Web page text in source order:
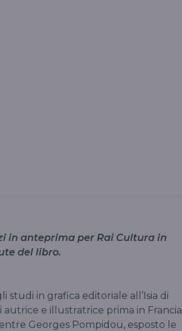
in anteprima per Rai Cultura in
del libro.
studi in grafica editoriale all’Isia di
autrice e illustratrice prima in Francia
Georges Pompidou, esposto le